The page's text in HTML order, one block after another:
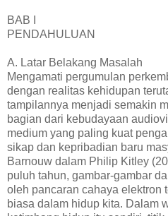
BAB I
PENDAHULUAN
A. Latar Belakang Masalah
Mengamati pergumulan
dengan realitas kehidupan
tampilannya menjadi semakin
bagian dari kebudayaan
medium yang paling kuat
sikap dan kepribadian baru
Barnouw dalam Philip Kitley
puluh tahun, gambar-gambar
oleh pancaran cahaya elektron
biasa dalam hidup kita. Dalam